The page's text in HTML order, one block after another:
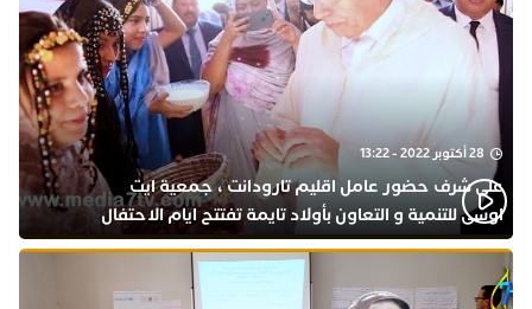
28 أكتوبر 2022 - 13:22
على شرف حضور عامل اقليم تارودانت ، جمعية ايت
اوسى للتنمية و التعاون بأولاد تايمة تفتتح ايام الاحتفال
بذكرى المولد النبوي